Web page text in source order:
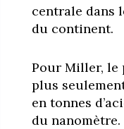
centrale dans
du continent.
Pour Miller, le
plus
en tonnes
du nanomètre.